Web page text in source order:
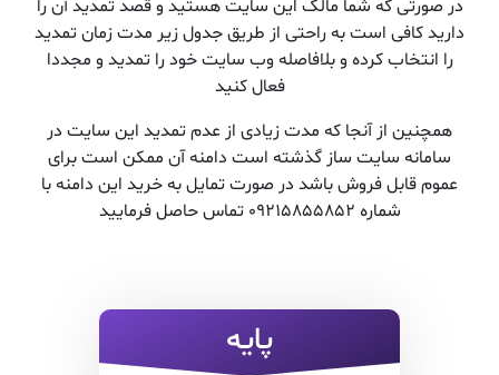
در صورتی که شما مالک این سایت هستید و قصد تمدید آن را
دارید کافی است به راحتی از طریق جدول زیر مدت زمان تمدید
را انتخاب کرده و بلافاصله وب سایت خود را تمدید و مجددا
فعال کنید
همچنین از آنجا که مدت زیادی از عدم تمدید این سایت در
سامانه سایت ساز گذشته است دامنه آن ممکن است برای
عموم قابل فروش باشد در صورت تمایل به خرید این دامنه با
شماره 09215855852 تماس حاصل فرمایید
پایه